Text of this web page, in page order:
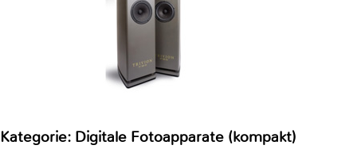
Kategorie: Digitale Fotoapparate (kompakt)